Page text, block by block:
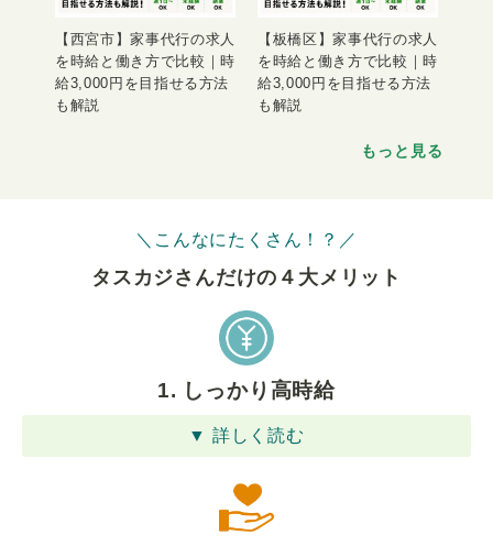
【西宮市】家事代行の求人
を時給と働き方で比較｜時
給3,000円を目指せる方法
も解説
【板橋区】家事代行の求人
を時給と働き方で比較｜時
給3,000円を目指せる方法
も解説
もっと見る
＼こんなにたくさん！？／
タスカジさんだけの４⼤メリット
1. しっかり高時給
▼ 詳しく読む